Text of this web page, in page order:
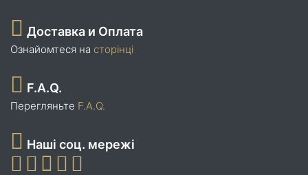
Доставка и Оплата
Ознайомтеся на сторінці
F.A.Q.
Перегляньте F.A.Q.
Наші соц. мережі